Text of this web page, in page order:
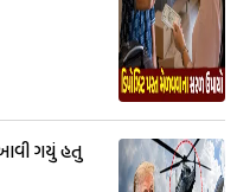
આવી ગયું હતુ